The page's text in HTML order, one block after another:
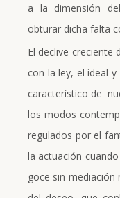
a la dimensión
obturar dicha falta
El declive creciente
con la ley, el ideal
característico de
los modos
regulados por el
la actuación
goce sin